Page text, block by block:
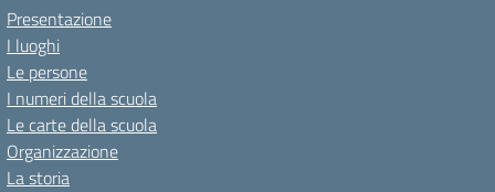
Presentazione
I luoghi
Le persone
I numeri della scuola
Le carte della scuola
Organizzazione
La storia